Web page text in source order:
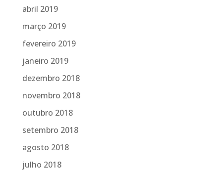
abril 2019
março 2019
fevereiro 2019
janeiro 2019
dezembro 2018
novembro 2018
outubro 2018
setembro 2018
agosto 2018
julho 2018